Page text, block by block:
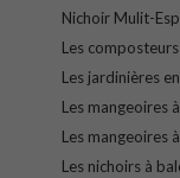
Nichoir Mulit-
Les composteurs
Les jardinières
Les mangeoires
Les mangeoires
Les nichoirs à